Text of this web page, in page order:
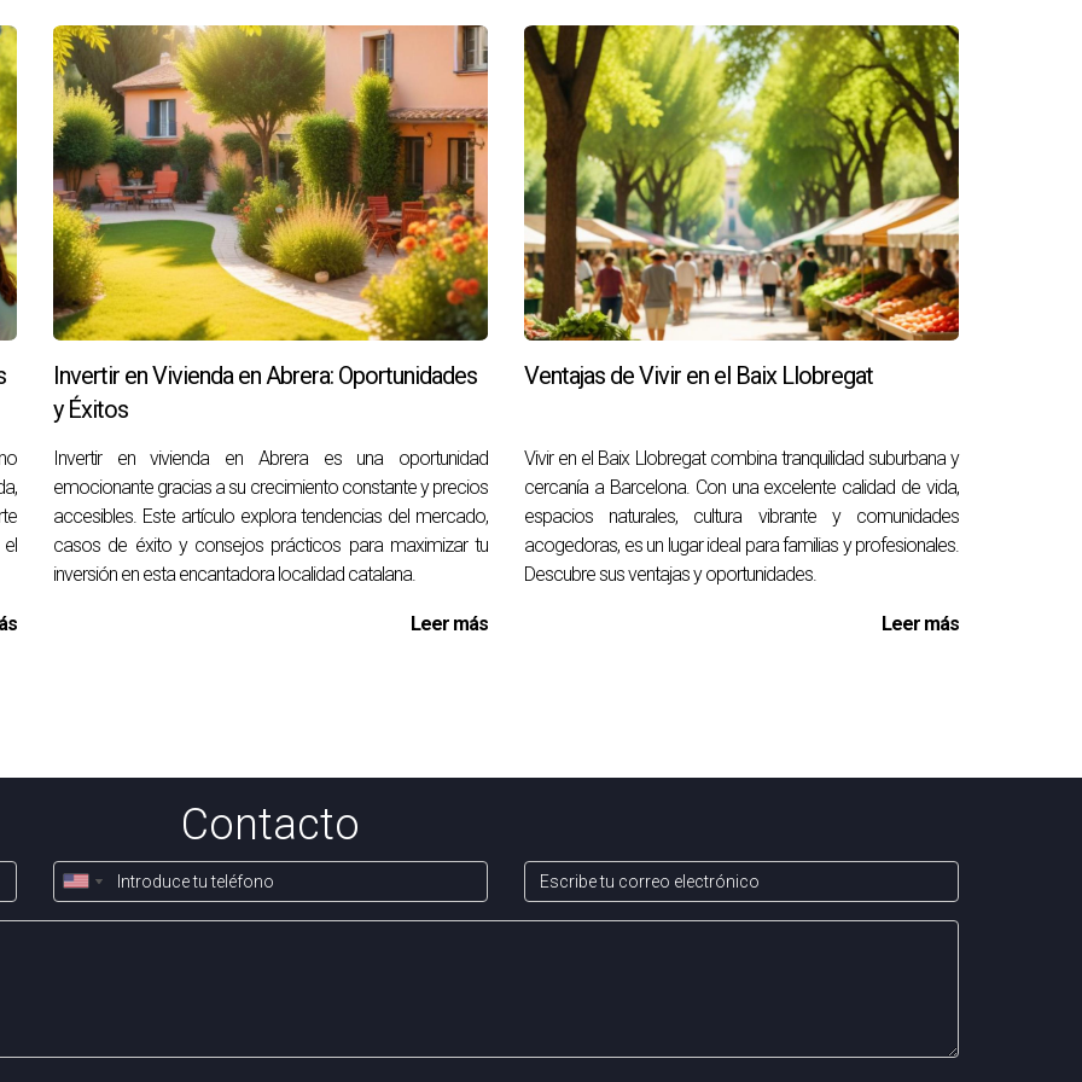
anuncio?
atractivas y ajustar tu precio según el mercado son formas efectivas de aumentar la visibilidad.
las áreas importantes de la propiedad desde diferentes ángulos.
venderse una propiedad publicada en Idealista?
local, el precio establecido y la calidad del anuncio; algunas propiedades pueden venderse rápidamente
que cada paso cuenta hacia el éxito inmobiliario. Si necesitas ayuda adicional o asesoramiento
Invertir en Vivienda en Abrera: Oportunidades
y Éxitos
Invertir en vivienda en Abrera es una oportunidad
emocionante gracias a su crecimiento constante y precios
accesibles. Este artículo explora tendencias del mercado,
casos de éxito y consejos prácticos para maximizar tu
inversión en esta encantadora localidad catalana.
Leer más
Ventajas de Vivir en el Baix Llobregat
Vivir en el Baix Llobregat combina tranquilidad suburbana y
cercanía a Barcelona. Con una excelente calidad de vida,
espacios naturales, cultura vibrante y comunidades
acogedoras, es un lugar ideal para familias y profesionales.
Descubre sus ventajas y oportunidades.
Leer más
Contacto